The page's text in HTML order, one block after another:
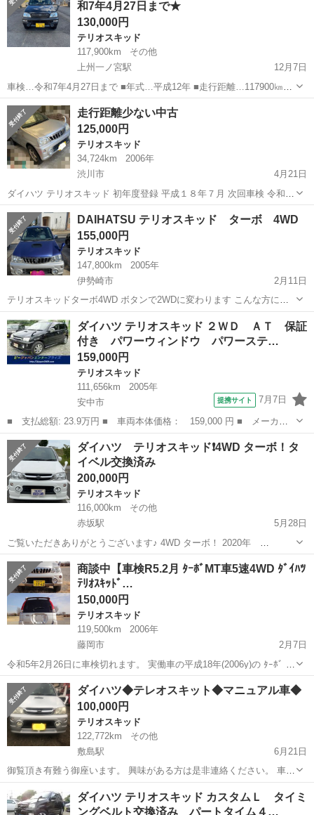
３ ＯＰタイヤ...和7年4月27日まで★
130,000円
テリオスキッド
117,900km
その他
上州一ノ宮駅
12月7日
車検…令和7年4月27日まで ■年式…平成12年 ■走行距離…117900㎞
■AT ■4WD ■パワステ ■パワーウィンドウ ■下回りきれいです ■細かい
キズあります ■乗って帰れます
群馬 富岡市 上州一ノ宮駅 テリオスキッド
走行距離少ない中古
125,000円
テリオスキッド
34,724km
2006年
渋川市
4月21日
ダイハツ テリオスキッド 初年度登録 平成１８年７月 次回車検 令和
７年５月 型式 TA-Ｊ１３１G 現在の走行距離 ３４７２４kmです。 個
人的に乗る事はありませんが、見たい方との、待ち合わ...
群馬 渋川市 テリオスキッド 走行距離
DAIHATSU テリオスキッド ターボ 4WD
155,000円
テリオスキッド
147,800km
2005年
伊勢崎市
2月11日
テリオスキッドターボ4WD ボタンで2WDに変わります こんな方にお
すすめします。 車検が多く 4 wd でターボのついた軽自動車が欲しい
方、川や砂とかで遊びたい方におすすめ ・型式TA-J111G ・テストド
ライブ可能...
群馬 伊勢崎市 テリオスキッド DAIHATSU
ダイハツ テリオスキッド ２ＷＤ ＡＴ 保証
付き パワーウィンドウ パワーステ…
159,000円
テリオスキッド
111,656km
2005年
安中市
提携サイト 7月7日
■ 支払総額: 23.9万円 ■ 車両本体価格： 159,000 円 ■ メーカー
名： ダイハツ ■ 車種名： テリオスキッド ■ グレード名： ２
ＷＤ ＡＴ 保証付き パワーウィンドウ パワーステアリング Ａ
ＢＳ フルフ...
群馬 安中市 テリオスキッド
ダイハツ テリオスキッド❗️4WD ターボ！タ
イベル交換済み
200,000円
テリオスキッド
116,000km
その他
赤坂駅
5月28日
ご覧いただきありがとうございます♪ 4WD ターボ！ 2020年
95000km時タイミングベルト交換済みです！ 車名:ダイハツ テリオス
キッド カスタム スターエディション 年式:平成14年11月 走行
距離:11...
群馬 前橋市 赤坂駅 テリオスキッド 走行距離
商談中【車検R5.2月 ﾀｰﾎﾞMT車5速4WD ﾀﾞｲﾊﾂ
ﾃﾘｵｽｷｯﾄﾞ…
150,000円
テリオスキッド
119,500km
2006年
藤岡市
2月7日
令和5年2月26日に車検切れます。 実働車の平成18年(2006y)の ﾀｰﾎﾞ ﾏﾆ
ｭｱﾙ5 4WD ﾀﾞｲﾊﾂ ﾃﾘｵｽｷｯﾄﾞ J111Gです。 距離は実走行の119,416キ
ロで多走行です。 タイミングベ...
群馬 藤岡市 テリオスキッド エンジン
ダイハツ◆テレオスキット◆マニュアル車◆
100,000円
テリオスキッド
122,772km
その他
敷島駅
6月21日
御覧頂き有難う御座います。 興味がある方は是非連絡ください。 車検
あり 15インチのアルミホイール🛞🛞🛞🛞着き タイヤ新品に近い マニ
ュアル車 自動車税 自賠責 重量税 リサイクル料金全部込みです。 テリ
オスキッド ＣＬリミ...
群馬 渋川市 敷島駅 テリオスキッド 形式
ダイハツ テリオスキッド カスタムＬ タイミ
ングベルト交換済み パートタイム４…